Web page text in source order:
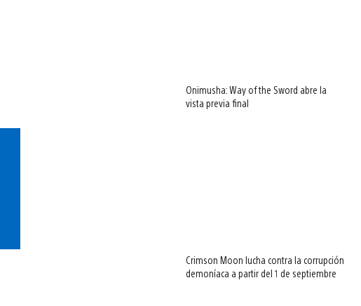
Onimusha: Way of the Sword abre la
vista previa final
Crimson Moon lucha contra la corrupción
demoníaca a partir del 1 de septiembre